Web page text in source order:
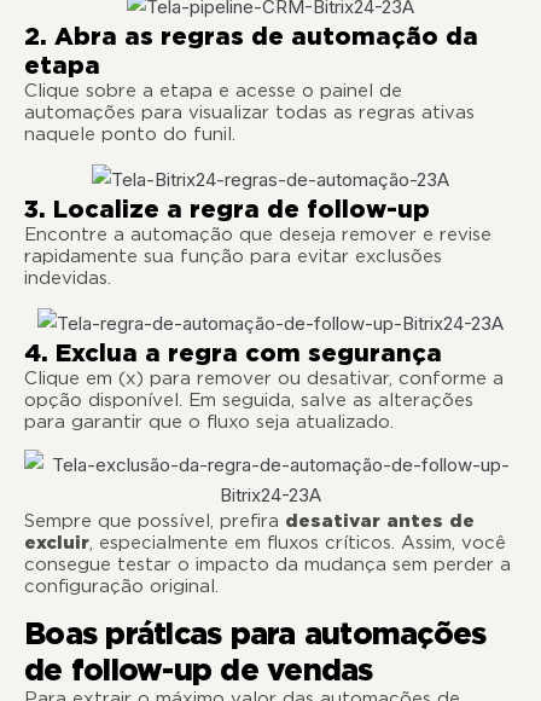
2. Abra as regras de automação da
etapa
Clique sobre a etapa e acesse o painel de
automações para visualizar todas as regras ativas
naquele ponto do funil.
3. Localize a regra de follow-up
Encontre a automação que deseja remover e revise
rapidamente sua função para evitar exclusões
indevidas.
4. Exclua a regra com segurança
Clique em (x) para remover ou desativar, conforme a
opção disponível. Em seguida, salve as alterações
para garantir que o fluxo seja atualizado.
Sempre que possível, prefira desativar antes de
excluir, especialmente em fluxos críticos. Assim, você
consegue testar o impacto da mudança sem perder a
configuração original.
Boas práticas para automações
de follow-up de vendas